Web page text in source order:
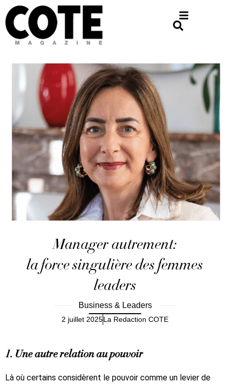
Manager autrement:
la force singulière des femmes
leaders
Business & Leaders
2 juillet 2025La Redaction COTE
1. Une autre relation au pouvoir
Là où certains considèrent le pouvoir comme un levier de